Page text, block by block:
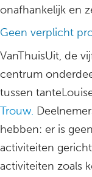
onafhankelijk en
Geen verplicht
VanThuisUit, de
centrum
tussen
Trouw.
hebben: er is
activiteiten
activiteiten zoals